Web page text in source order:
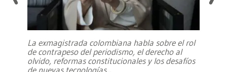
La exmagistrada colombiana habla sobre el rol
de contrapeso del periodismo, el derecho al
olvido, reformas constitucionales y los desafíos
de nuevas tecnologías...